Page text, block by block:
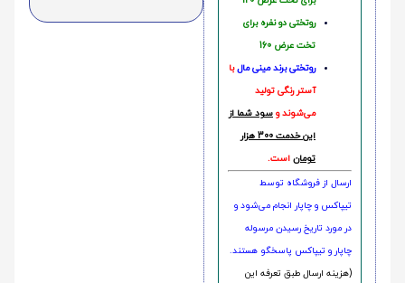
روتختی دو نفره برای
تخت عرض 160
روتختی‌ برند مینی مالبا
آستر رنگی تولید
می‌شوند و سود شما از
این خدمت 300 هزار
تومان است.
ارسال از فروشگاه توسط
تیپاکس و چاپار انجام می‌شود و
در مورد تاریخ رسیدن مرسوله
چاپار و تیپاکس پاسخگو هستند.
(هزینه ارسال طبق تعرفه این